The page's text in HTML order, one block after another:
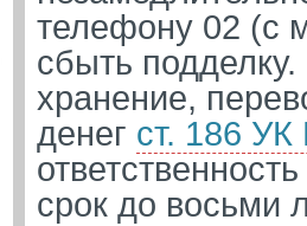
телефону 02 (с
сбыть
хранение,
денег ст. 186
срок до восьми